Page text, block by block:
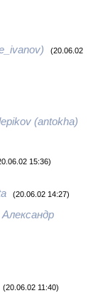
(20.06.02
(antokha)
15:36)
(20.06.02 14:27)
Александр
(20.06.02 11:40)